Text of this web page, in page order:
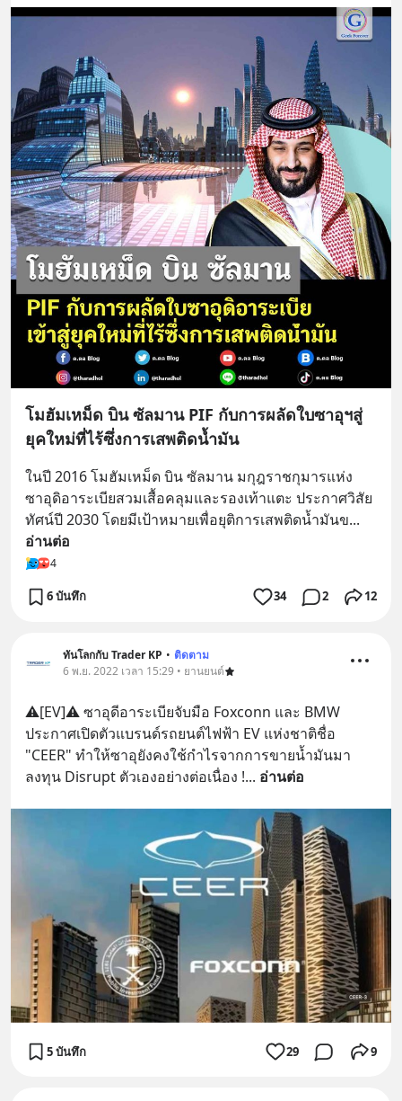
โมฮัมเหม็ด บิน ซัลมาน PIF กับการผลัดใบซาอุฯสู่
ยุคใหม่ที่ไร้ซึ่งการเสพติดน้ำมัน
ในปี 2016 โมฮัมเหม็ด บิน ซัลมาน มกุฎราชกุมารแห่ง
ซาอุดิอาระเบียสวมเสื้อคลุมและรองเท้าแตะ ประกาศวิสัย
ทัศน์ปี 2030 โดยมีเป้าหมายเพื่อยุติการเสพติดน้ำมันข
อ่านต่อ
4
6 บันทึก 34 2 12
ทันโลกกับ Trader KP • ติดตาม
6 พ.ย. 2022 เวลา 15:29 • ยานยนต์
⚠️[EV]⚠️ ซาอุดีอาระเบียจับมือ Foxconn และ BMW
ประกาศเปิดตัวแบรนด์รถยนต์ไฟฟ้า EV แห่งชาติชื่อ
"CEER" ทำให้ซาอุยังคงใช้กำไรจากการขายน้ำมันมา
ลงทุน Disrupt ตัวเองอย่างต่อเนื่อง !... อ่านต่อ
5 บันทึก 29 9